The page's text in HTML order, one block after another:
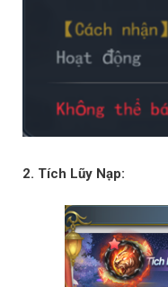
2. Tích Lũy Nạp: